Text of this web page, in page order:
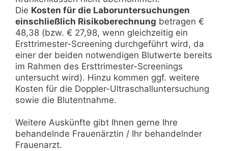
Die Kosten für die Laboruntersuchungen
einschließlich Risikoberechnung betragen €
48,38 (bzw. € 27,98, wenn gleichzeitig ein
Ersttrimester-Screening durchgeführt wird, da
einer der beiden notwendigen Blutwerte bereits
im Rahmen des Ersttrimester-Screenings
untersucht wird). Hinzu kommen ggf. weitere
Kosten für die Doppler-Ultraschalluntersuchung
sowie die Blutentnahme.
Weitere Auskünfte gibt Ihnen gerne Ihre
behandelnde Frauenärztin / Ihr behandelnder
Frauenarzt.